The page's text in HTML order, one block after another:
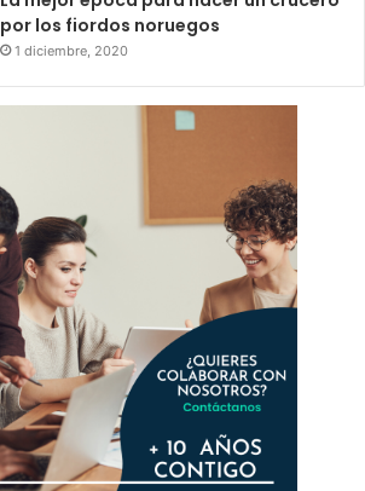
por los fiordos noruegos
1 diciembre, 2020